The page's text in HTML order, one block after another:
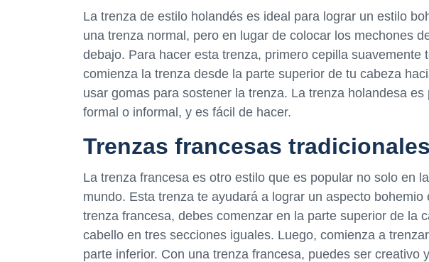
La trenza de estilo holandés es ideal para lograr un estilo
una trenza normal, pero en lugar de colocar los mechones
debajo. Para hacer esta trenza, primero cepilla suavemente
comienza la trenza desde la parte superior de tu cabeza
usar gomas para sostener la trenza. La trenza holandesa
formal o informal, y es fácil de hacer.
Trenzas francesas tradicionales
La trenza francesa es otro estilo que es popular no solo en
mundo. Esta trenza te ayudará a lograr un aspecto
trenza francesa, debes comenzar en la parte superior de la
cabello en tres secciones iguales. Luego, comienza a
parte inferior. Con una trenza francesa, puedes ser creativo